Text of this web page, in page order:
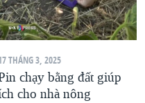
THÁNG 3, 2025
chạy bằng đất giúp
cho nhà nông